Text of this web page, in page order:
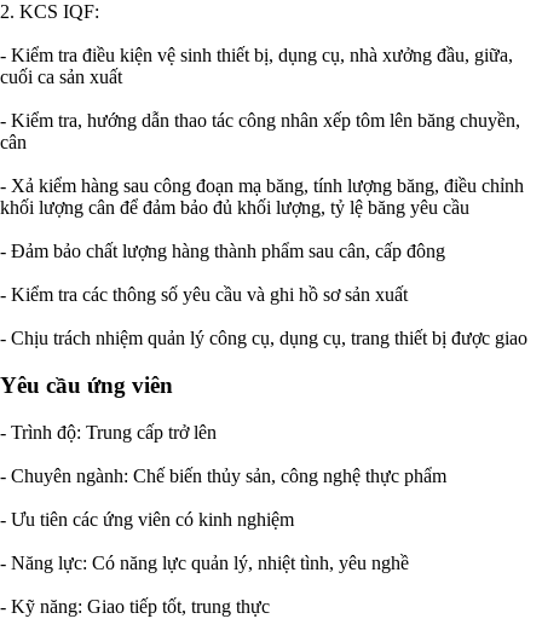
2. KCS IQF:
- Kiểm tra điều kiện vệ sinh thiết bị, dụng cụ, nhà xưởng đầu, giữa,
cuối ca sản xuất
- Kiểm tra, hướng dẫn thao tác công nhân xếp tôm lên băng chuyền,
cân
- Xả kiểm hàng sau công đoạn mạ băng, tính lượng băng, điều chỉnh
khối lượng cân để đảm bảo đủ khối lượng, tỷ lệ băng yêu cầu
- Đảm bảo chất lượng hàng thành phẩm sau cân, cấp đông
- Kiểm tra các thông số yêu cầu và ghi hồ sơ sản xuất
- Chịu trách nhiệm quản lý công cụ, dụng cụ, trang thiết bị được giao
Yêu cầu ứng viên
- Trình độ: Trung cấp trở lên
- Chuyên ngành: Chế biến thủy sản, công nghệ thực phẩm
- Ưu tiên các ứng viên có kinh nghiệm
- Năng lực: Có năng lực quản lý, nhiệt tình, yêu nghề
- Kỹ năng: Giao tiếp tốt, trung thực